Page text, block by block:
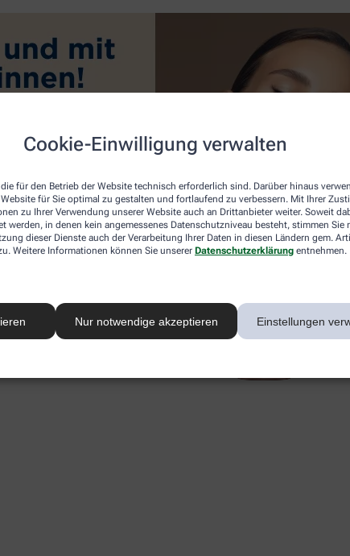
Cookie-Einwilligung verwalten
für den Betrieb der Website technisch erforderlich sind. Darüber hinaus
für Sie optimal zu gestalten und fortlaufend zu verbessern. Mit Ihrer
zu Ihrer Verwendung unserer Website auch an Drittanbieter weiter. Soweit
werden, in denen kein angemessenes Datenschutzniveau besteht, stimmen Sie
dieser Dienste auch der Verarbeitung Ihrer Daten in diesen Ländern gem.
Weitere Informationen können Sie unserer Datenschutzerklärung entnehmen.
Nur notwendige akzeptieren Einstellungen